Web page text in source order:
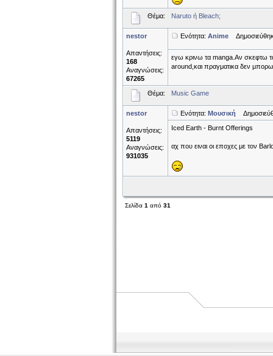
Θέμα: Naruto ή Bleach;
nestor
Απαντήσεις:
168
Αναγνώσεις:
67265
Ενότητα: Anime
εγω κρινω τα manga.Αν σκεφτω
around,και πραγματικα δεν
Θέμα: Music Game
nestor
Απαντήσεις:
5119
Αναγνώσεις:
931035
Ενότητα: Μουσική
Iced Earth - Burnt Offerings
αχ που ειναι οι εποχες με τον
Σελίδα 1 από 31